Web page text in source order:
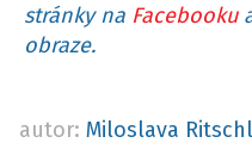
stránky na Facebooku
obraze.
autor: Miloslava